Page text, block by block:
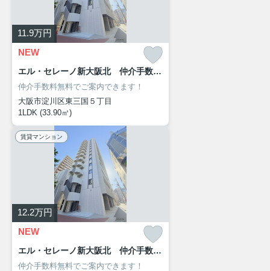
11.9万円
NEW
エル・セレーノ新大阪北 仲介手数料無料
仲介手数料無料でご案内できます！
大阪市淀川区東三国５丁目
1LDK (33.90㎡)
賃貸マンション
12.2万円
NEW
エル・セレーノ新大阪北 仲介手数料無料
仲介手数料無料でご案内できます！